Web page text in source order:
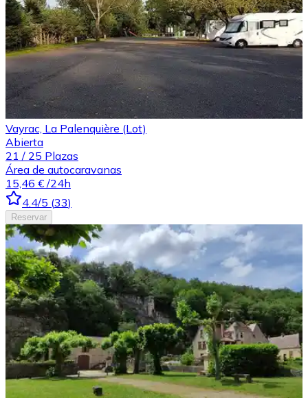
Vayrac, La Palenquière (Lot)
Abierta
21 / 25 Plazas
Área de autocaravanas
15,46 € /24h
4.4/5 (33)
Reservar